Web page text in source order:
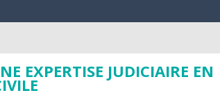
EXPERTISE JUDICIAIRE EN